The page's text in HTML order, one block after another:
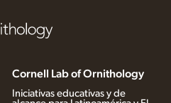
Cornell Lab of Ornithology
Iniciativas educativas y de